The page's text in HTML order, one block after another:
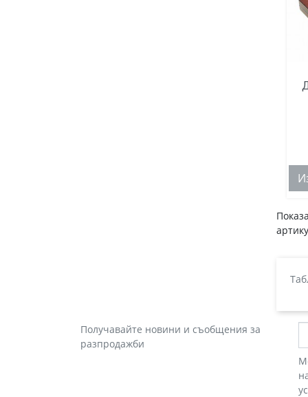
Получавайте новини и съобщения за
разпродажби